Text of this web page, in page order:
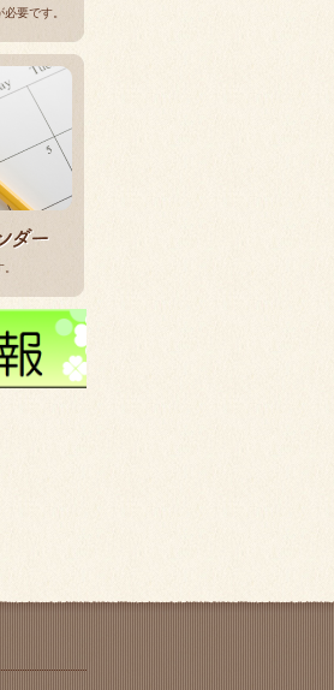
要です。